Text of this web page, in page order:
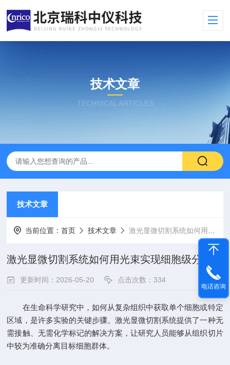
技术文章
TECHNICAL ARTICLES
技术文章
当前位置：首页 技术文章 激光显微切割系统如何用光束实现细胞级分离？
激光显微切割系统如何用光束实现细胞级分离？
更新时间：2026-05-20 点击次数：334
在生命科学研究中，如何从复杂组织中获取单个细胞或特定
区域，是许多实验的关键步骤。激光显微切割系统提供了一种无
需接触、无需化学标记的解决方案，让研究人员能够从组织切片
中较为准确分离目标细胞群体。
电话咨询